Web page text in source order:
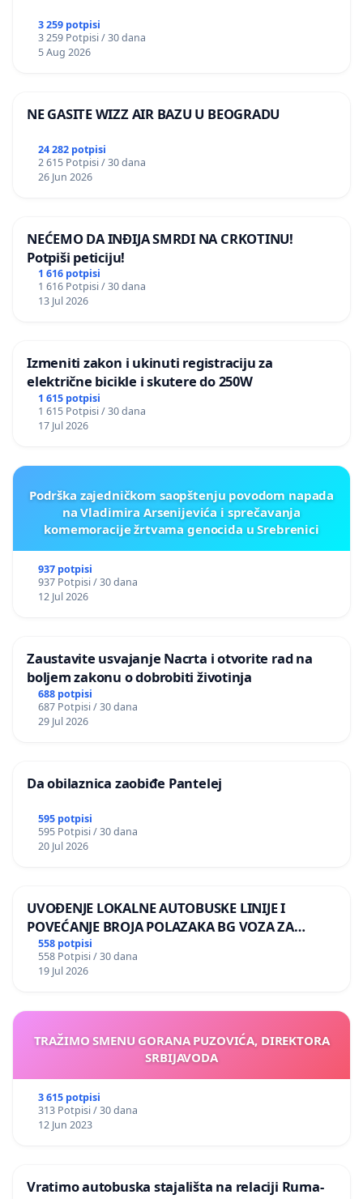
3 259 potpisi
3 259 Potpisi / 30 dana
5 Aug 2026
NE GASITE WIZZ AIR BAZU U BEOGRADU
24 282 potpisi
2 615 Potpisi / 30 dana
26 Jun 2026
NEĆEMO DA INĐIJA SMRDI NA CRKOTINU!
Potpiši peticiju!
1 616 potpisi
1 616 Potpisi / 30 dana
13 Jul 2026
Izmeniti zakon i ukinuti registraciju za
električne bicikle i skutere do 250W
1 615 potpisi
1 615 Potpisi / 30 dana
17 Jul 2026
Podrška zajedničkom saopštenju povodom napada
na Vladimira Arsenijevića i sprečavanja
komemoracije žrtvama genocida u Srebrenici
937 potpisi
937 Potpisi / 30 dana
12 Jul 2026
Zaustavite usvajanje Nacrta i otvorite rad na
boljem zakonu o dobrobiti životinja
688 potpisi
687 Potpisi / 30 dana
29 Jul 2026
Da obilaznica zaobiđe Pantelej
595 potpisi
595 Potpisi / 30 dana
20 Jul 2026
UVOĐENJE LOKALNE AUTOBUSKE LINIJE I
POVEĆANJE BROJA POLAZAKA BG VOZA ZA
NASELJA LEVE OBALE DUNAVA
558 potpisi
558 Potpisi / 30 dana
19 Jul 2026
TRAŽIMO SMENU GORANA PUZOVIĆA, DIREKTORA
SRBIJAVODA
3 615 potpisi
313 Potpisi / 30 dana
12 Jun 2023
Vratimo autobuska stajališta na relaciji Ruma-